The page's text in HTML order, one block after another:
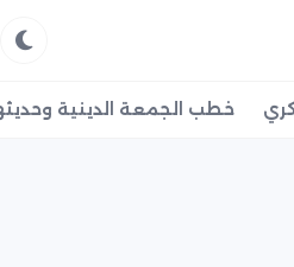
خطب الجمعة الدينية